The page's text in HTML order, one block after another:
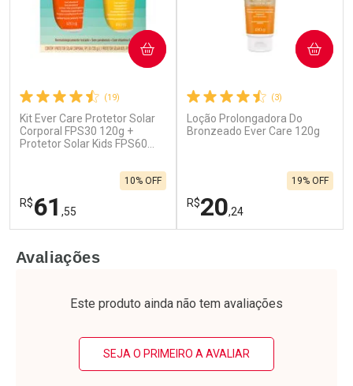
(19)
Kit Ever Care Protetor Solar
Corporal FPS30 120g +
Protetor Solar Kids FPS60
R$61 ,55
10% OFF
COMPRAR
Laboratório
Por Menos
(3)
Loção Prolongadora Do
Bronzeado Ever Care 120g
R$20,24
19% OFF
COMPRAR
Laboratório
Por Menos
Avaliações
Este produto ainda não tem avaliações
SEJA O PRIMEIRO A AVALIAR